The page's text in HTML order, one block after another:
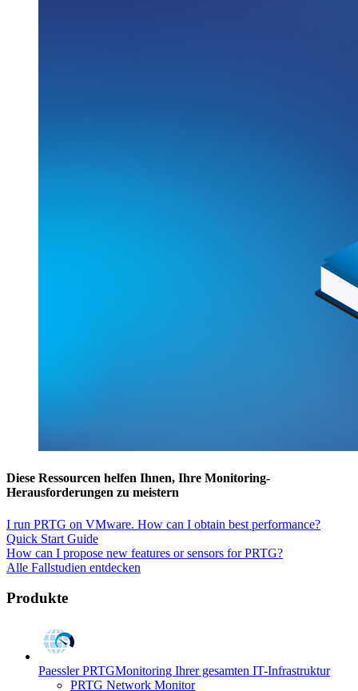
Diese Ressourcen helfen Ihnen, Ihre Monitoring-
Herausforderungen zu meistern
I run PRTG on VMware. How can I obtain best performance?
Quick Start Guide
How can I propose new features or sensors for PRTG?
Alle Fallstudien entdecken
Produkte
Paessler PRTGMonitoring Ihrer gesamten IT-Infrastruktur
PRTG Network Monitor